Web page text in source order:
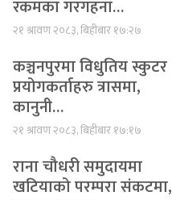
रकमका गरगहना…
२१ श्रावण २०८३, बिहीबार १७:२७
कञ्चनपुरमा विधुतिय स्कुटर
प्रयोगकर्ताहरु त्रासमा,
कानुनी…
२१ श्रावण २०८३, बिहीबार १७:१७
राना चौधरी समुदायमा
खटियाको परम्परा संकटमा,